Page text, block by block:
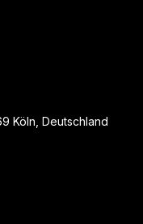
Köln, Deutschland